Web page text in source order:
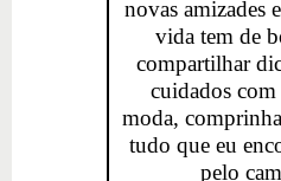
novas amizades
vida tem de
compartilhar
cuidados com
moda,
tudo que eu
pelo